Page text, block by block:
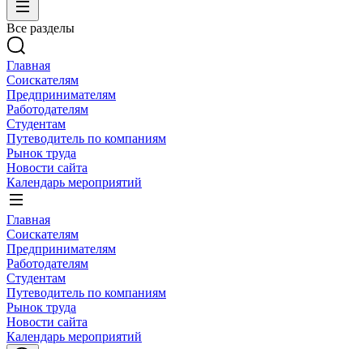
Все разделы
Главная
Соискателям
Предпринимателям
Работодателям
Студентам
Путеводитель по компаниям
Рынок труда
Новости сайта
Календарь мероприятий
Главная
Соискателям
Предпринимателям
Работодателям
Студентам
Путеводитель по компаниям
Рынок труда
Новости сайта
Календарь мероприятий